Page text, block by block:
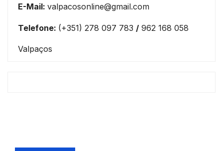
E-Mail: valpacosonline@gmail.com
Telefone: (+351) 278 097 783 / 962 168 058
Valpaços